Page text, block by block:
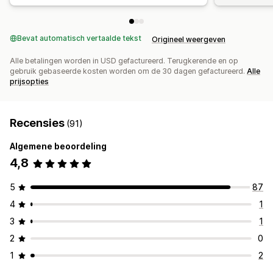
Bevat automatisch vertaalde tekst Origineel weergeven
Alle betalingen worden in USD gefactureerd. Terugkerende en op
gebruik gebaseerde kosten worden om de 30 dagen gefactureerd. Alle
prijsopties
Recensies (91)
Algemene beoordeling
4,8
5
87
4
1
3
1
2
0
1
2